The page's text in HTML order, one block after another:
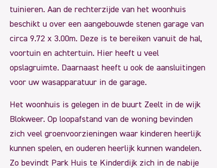
tuinieren. Aan de rechterzijde van het woonhuis
beschikt u over een aangebouwde stenen garage van
circa 9.72 x 3.00m. Deze is te bereiken vanuit de hal,
voortuin en achtertuin. Hier heeft u veel
opslagruimte. Daarnaast heeft u ook de aansluitingen
voor uw wasapparatuur in de garage.
Het woonhuis is gelegen in de buurt Zeelt in de wijk
Blokweer. Op loopafstand van de woning bevinden
zich veel groenvoorzieningen waar kinderen heerlijk
kunnen spelen, en ouderen heerlijk kunnen wandelen.
Zo bevindt Park Huis te Kinderdijk zich in de nabije